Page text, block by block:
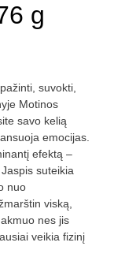
g
suvokti,
Motinos
savo kelią
emocijas.
efektą –
suteikia
nuo
viską,
nes jis
veikia fizinį